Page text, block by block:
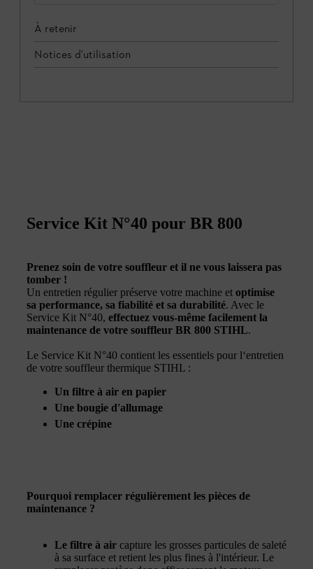
À retenir
Notices d'utilisation
Service Kit N°40 pour BR 800
Prenez soin de votre souffleur et il ne vous laissera pas
tomber !
Un entretien régulier préserve votre machine et optimise
sa performance, sa fiabilité et sa durabilité. Avec le
Service Kit N°40, effectuez vous-même facilement la
maintenance de votre souffleur BR 800 STIHL.
Le Service Kit N°40 contient les essentiels pour l‘entretien
de votre souffleur thermique STIHL :
Un filtre à air en papier
Une bougie d'allumage
Une crépine
Pourquoi remplacer régulièrement les pièces de
maintenance ?
Le filtre à air capture les grosses particules de saleté
à sa surface et retient les plus fines à l'intérieur. Le